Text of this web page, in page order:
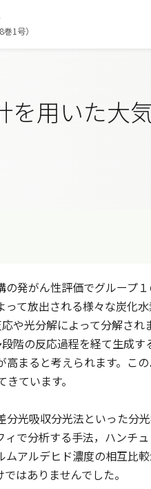
1号）
を用いた大
発がん性評価でグループ
て放出される様々な炭化
や光分解によって分解さ
階の反応過程を経て生成
まると考えられます。こ
ています。
光吸収分光法といった分
ィで分析する手法，ハンチ
アルデヒド濃度の相互比
はありませんでした。